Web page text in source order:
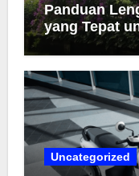
Panduan
yang Tepat
Uncategorized